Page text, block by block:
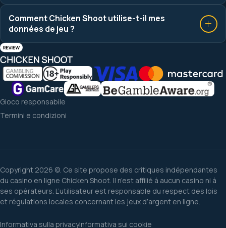
Comment Chicken Shoot utilise-t-il mes
données de jeu ?
Gioco responsabile
Termini e condizioni
Copyright 2026 ©. Ce site propose des critiques indépendantes
du casino en ligne Chicken Shoot. Il n’est affilié à aucun casino ni à
ses opérateurs. L’utilisateur est responsable du respect des lois
et régulations locales concernant les jeux d’argent en ligne.
Informativa sulla privacyInformativa sui cookie